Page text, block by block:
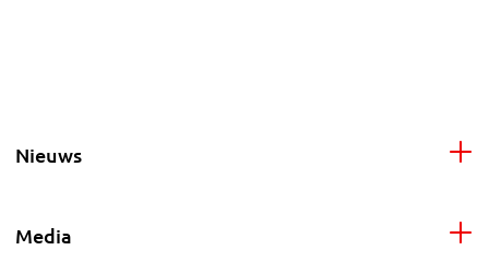
Nieuws
Media